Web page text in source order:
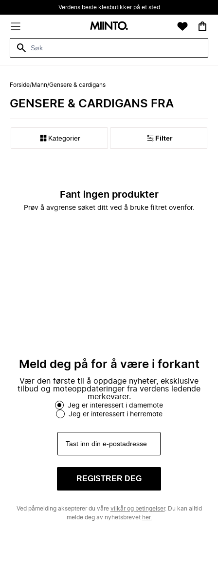
Verdens beste klesbutikker på et sted
Forside/Mann/Gensere & cardigans
GENSERE & CARDIGANS FRA
Kategorier Filter
Fant ingen produkter
Prøv å avgrense søket ditt ved å bruke filtret ovenfor.
Meld deg på for å være i forkant
Vær den første til å oppdage nyheter, eksklusive
tilbud og moteoppdateringer fra verdens ledende
merkevarer.
Jeg er interessert i damemote
Jeg er interessert i herremote
REGISTRER DEG
Ved påmelding aksepterer du våre vilkår og betingelser. Du kan alltid
melde deg av nyhetsbrevet her.